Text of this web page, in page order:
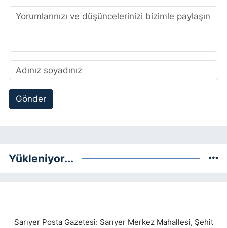
Gönder
Yükleniyor...
Sarıyer Posta Gazetesi: Sarıyer Merkez Mahallesi, Şehit